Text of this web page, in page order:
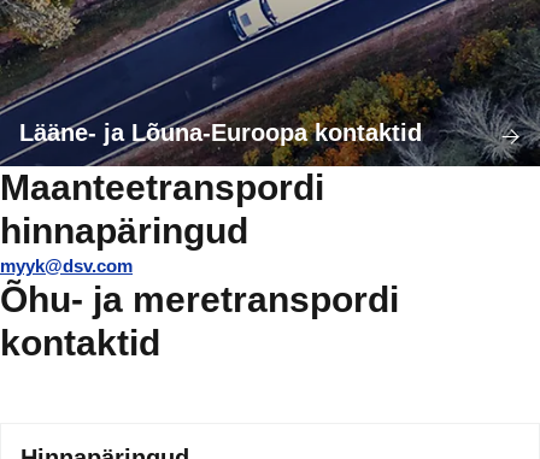
Lääne- ja Lõuna-Euroopa kontaktid
Maanteetranspordi
hinnapäringud
myyk@dsv.com
Õhu- ja meretranspordi
kontaktid